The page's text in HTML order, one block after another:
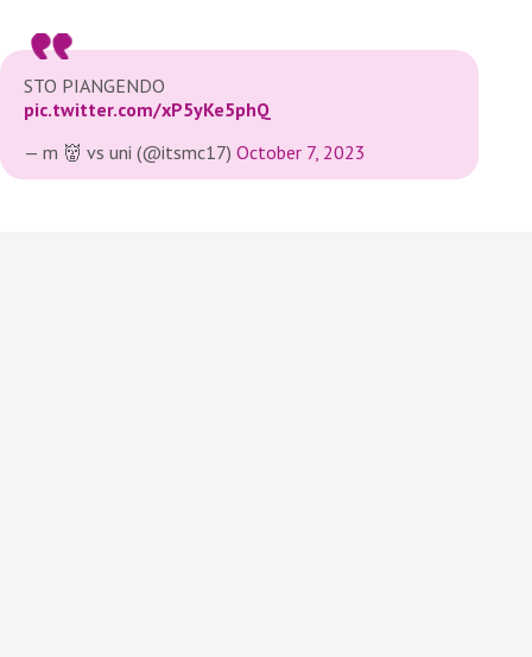
STO PIANGENDO
pic.twitter.com/xP5yKe5phQ
— m 👹 vs uni (@itsmc17) October 7, 2023